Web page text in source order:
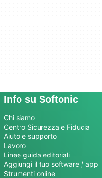
Info su Softonic
Chi siamo
Centro Sicurezza e Fiducia
Aiuto e supporto
Lavoro
Linee guida editoriali
Aggiungi il tuo software / app
Strumenti online